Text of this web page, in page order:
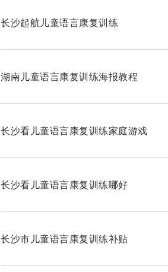
长沙起航儿童语言康复训练
湖南儿童语言康复训练海报教程
长沙看儿童语言康复训练家庭游戏
长沙看儿童语言康复训练哪好
长沙市儿童语言康复训练补贴